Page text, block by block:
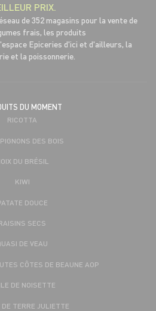
PRIX.
de 352 magasins pour la vente de
frais, les produits
Epiceries d'ici et d'ailleurs, la
et la poissonnerie.
DU MOMENT
RICOTTA
DES BOIS
DU BRÉSIL
KIWI
DOUCE
SECS
DE VEAU
CÔTES DE BEAUNE AOP
DE NOISETTE
DE TERRE JULIETTE